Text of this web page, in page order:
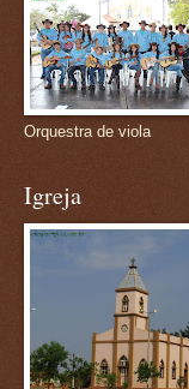
Orquestra de viola
Igreja